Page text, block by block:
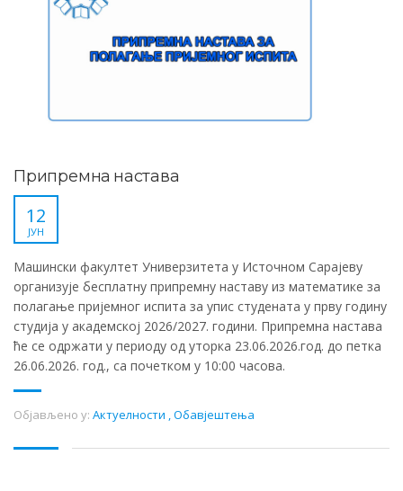
Припремна настава
12
ЈУН
Машински факултет Универзитета у Источном Сарајеву
организује бесплатну припремну наставу из математике за
полагање пријемног испита за упис студената у прву годину
студија у академској 2026/2027. години. Припремна настава
ће се одржати у периоду од уторка 23.06.2026.год. до петка
26.06.2026. год., са почетком у 10:00 часова.
Објављено у: Актуелности ,Обавјештења